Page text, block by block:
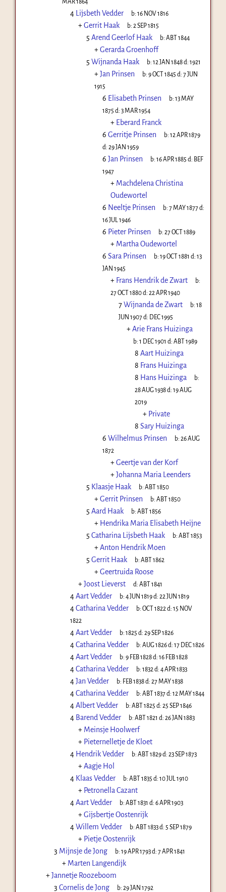
4 Lijsbeth Vedder b:16 NOV 1816
+Gerrit Haak b:2 SEP 1815
5 Arend Geerlof Haak b:ABT 1844
+Gerarda Groenhoff
5 Wijnanda Haak b:12 JAN 1848d:1921
+Jan Prinsen b:9 OCT 1845 d:7 JUN
1915
6 Elisabeth Prinsen b:13 MAY
1875 d: 3 MAR 1954
+ Eberard Franck
6 Gerritje Prinsen b:12 APR 1879
d: 29 JAN 1959
6 Jan Prinsen b:16 APR 1885 d: BEF
1947
+ Machdelena Christina
Oudewortel
6 Neeltje Prinsen b:7 MAY 1877d:
16 JUL 1946
6 Pieter Prinsen b:27 OCT 1889
+ Martha Oudewortel
6 Sara Prinsen b:19 OCT 1881 d:13
JAN 1945
+ Frans Hendrik de Zwart
b:
27 OCT 1880d: 22 APR 1940
7Wijnanda de Zwart b:18
JUN 1907d: DEC 1995
+Arie Frans Huizinga
b:1 DEC 1901 d:ABT 1989
8 Aart Huizinga
8 Frans Huizinga
8 Hans Huizinga
b:
28 AUG 1938d: 19 AUG
2019
+ Private
8 Sary Huizinga
6 Wilhelmus Prinsen b:26 AUG
1872
+Geertje van der Korf
+Johanna Maria Leenders
5 Klaasje Haak b:ABT 1850
+Gerrit Prinsen b:ABT 1850
5 Aard Haak b:ABT 1856
+ Hendrika Maria Elisabeth Heijne
5 Catharina Lijsbeth Haak b:ABT 1853
+Anton Hendrik Moen
5 Gerrit Haak b:ABT 1862
+Geertruida Roose
+Joost Lieverst d:ABT 1841
4Aart Vedder b:4 JUN 1819d:22 JUN 1819
4Catharina Vedder b:OCT 1822 d:15 NOV
1822
4Aart Vedder b:1825 d:29 SEP 1826
4Catharina Vedder b:AUG 1826d:17 DEC 1826
4Aart Vedder b:9 FEB 1828d:16 FEB 1828
4Catharina Vedder b:1832 d:4 APR 1833
4Jan Vedder b: FEB 1838d:27 MAY 1838
4Catharina Vedder b:ABT 1837d:12 MAY 1844
4Albert Vedder b:ABT 1825 d:25 SEP 1846
4 Barend Vedder b:ABT 1821 d:26 JAN 1883
+ Meinsje Hoolwerf
+ Pieternelletje de Kloet
4 Hendrik Vedder b:ABT 1829d:23 SEP 1873
+Aagje Hol
4 Klaas Vedder b:ABT 1835 d:10 JUL 1910
+ Petronella Cazant
4Aart Vedder b:ABT 1831 d:6 APR 1903
+Gijsbertje Oostenrijk
4Willem Vedder b:ABT 1833d: 5 SEP 1879
+ Pietje Oostenrijk
3 Mijnsje de Jong b:19 APR 1793d:7 APR 1841
+ Marten Langendijk
+Jannetje Roozeboom
3 Cornelis de Jong b:29 JAN 1792